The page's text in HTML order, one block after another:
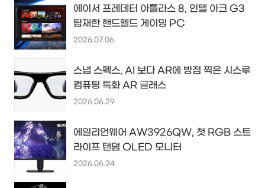
에이서 프레데터 아틀라스 8, 인텔 아크 G3
탑재한 핸드헬드 게이밍 PC
2026.07.06
스냅 스펙스, AI 보다 AR에 방점 찍은 시스루
컴퓨팅 특화 AR 글래스
2026.06.29
에일리언웨어 AW3926QW, 첫 RGB 스트
라이프 탠덤 OLED 모니터
2026.06.24